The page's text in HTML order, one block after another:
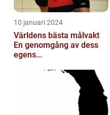
10 januari 2024
Världens bästa målvakt
En genomgång av dess
egens...